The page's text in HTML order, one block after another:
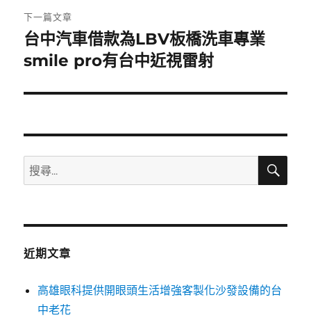
章:
下一篇文章
下
一
文
台中汽車借款為LBV板橋洗車專業
smile pro有台中近視雷射
搜
尋
鍵
搜
近期文章
高雄眼科提供開眼頭生活增強客製化沙發設備的台
中老花